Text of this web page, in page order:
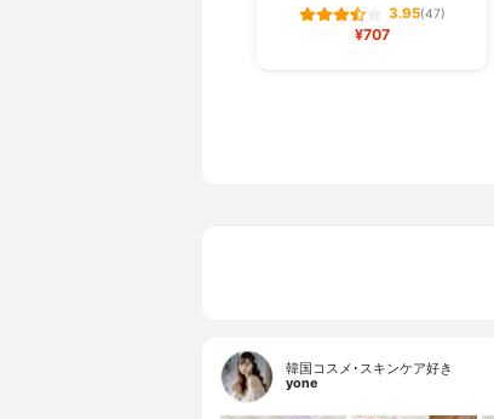
3.95(47)
¥707
韓国コスメ･スキンケア好き
yone